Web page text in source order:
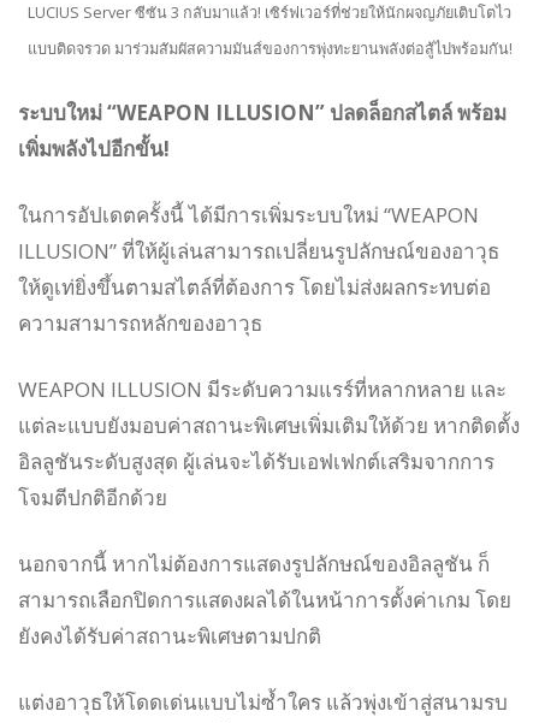
LUCIUS Server ซีซัน 3 กลับมาแล้ว! เซิร์ฟเวอร์ที่ช่วยให้นักผจญภัยเติบโตไว
แบบติดจรวด มาร่วมสัมผัสความมันส์ของการพุ่งทะยานพลังต่อสู้ไปพร้อมกัน!
ระบบใหม่ “WEAPON ILLUSION” ปลดล็อกสไตล์ พร้อม
เพิ่มพลังไปอีกขั้น!
ในการอัปเดตครั้งนี้ ได้มีการเพิ่มระบบใหม่ “WEAPON
ILLUSION” ที่ให้ผู้เล่นสามารถเปลี่ยนรูปลักษณ์ของอาวุธ
ให้ดูเท่ยิ่งขึ้นตามสไตล์ที่ต้องการ โดยไม่ส่งผลกระทบต่อ
ความสามารถหลักของอาวุธ
WEAPON ILLUSION มีระดับความแรร์ที่หลากหลาย และ
แต่ละแบบยังมอบค่าสถานะพิเศษเพิ่มเติมให้ด้วย หากติดตั้ง
อิลลูชันระดับสูงสุด ผู้เล่นจะได้รับเอฟเฟกต์เสริมจากการ
โจมตีปกติอีกด้วย
นอกจากนี้ หากไม่ต้องการแสดงรูปลักษณ์ของอิลลูชัน ก็
สามารถเลือกปิดการแสดงผลได้ในหน้าการตั้งค่าเกม โดย
ยังคงได้รับค่าสถานะพิเศษตามปกติ
แต่งอาวุธให้โดดเด่นแบบไม่ซ้ำใคร แล้วพุ่งเข้าสู่สนามรบ